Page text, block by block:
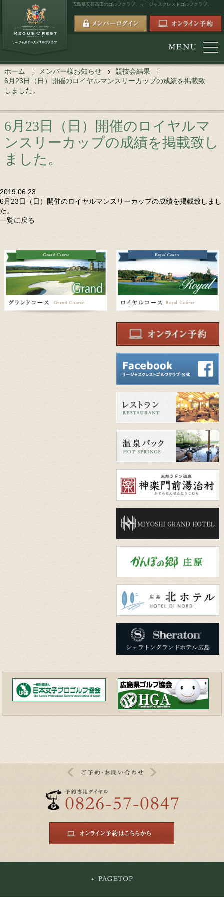
広島県安芸高田のゴルフクラブ、 リージャスクレストゴルフクラブ。
ホーム メンバー様お知らせ
競技会結果
6月23日（日）開催のロイヤルマンスリーカップの成績を掲載致
しました。
6月23日（日）開催のロイヤルマ
ンスリーカップの成績を掲載致し
ました。
2019.06.23
6月23日（日）開催のロイヤルマンスリーカップの成績を掲載致しまし
た。
一覧に戻る